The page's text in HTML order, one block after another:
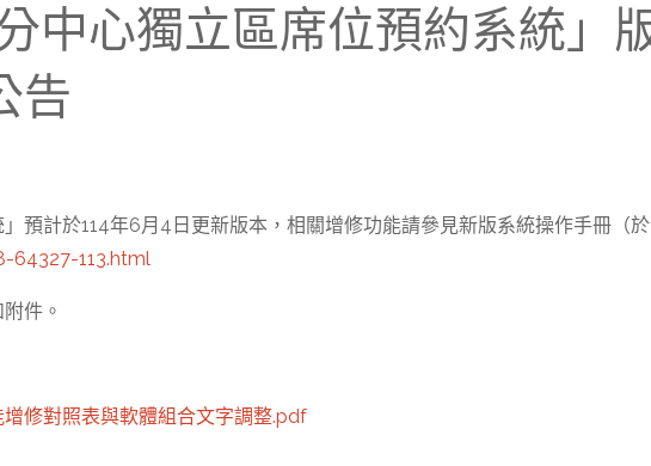
分中心獨立區席位預約系統」
告
預計於114年6月4日更新版本，相關增修功能請參見新版系統操作手冊（
113.html
件。
修對照表與軟體組合文字調整.pdf